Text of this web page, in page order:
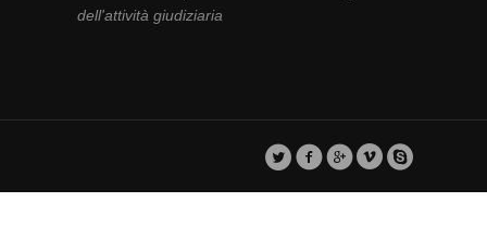
dell'attività giudiziaria